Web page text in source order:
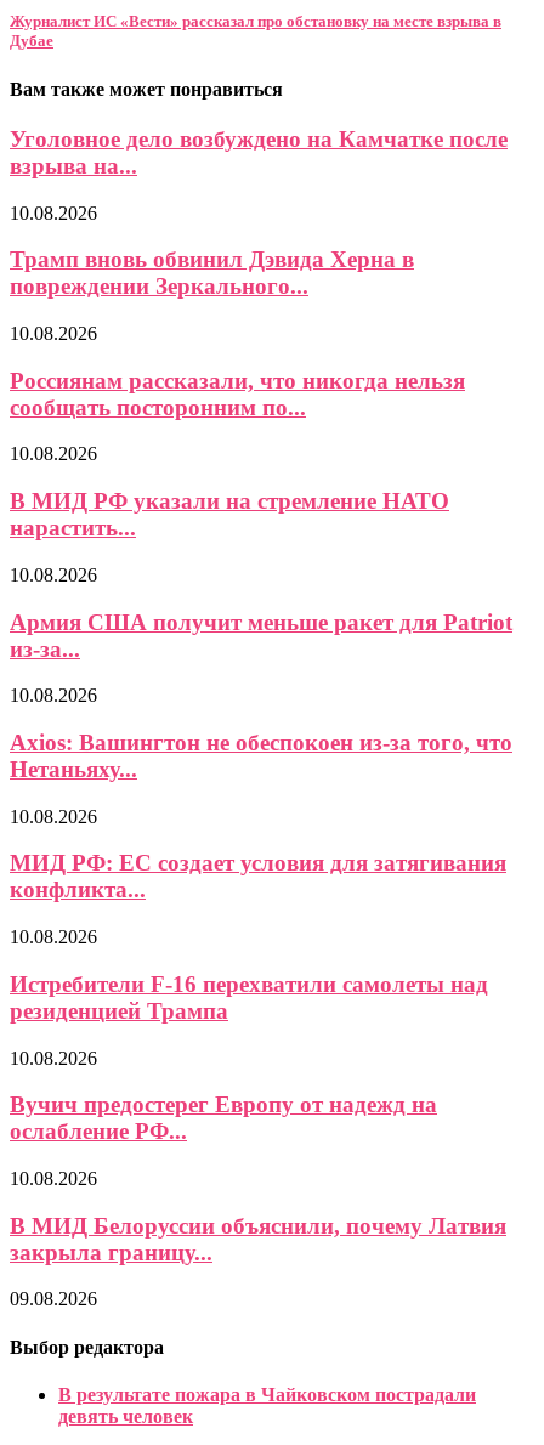
Журналист ИС «Вести» рассказал про обстановку на месте взрыва в
Дубае
Вам также может понравиться
Уголовное дело возбуждено на Камчатке после
взрыва на...
10.08.2026
Трамп вновь обвинил Дэвида Херна в
повреждении Зеркального...
10.08.2026
Россиянам рассказали, что никогда нельзя
сообщать посторонним по...
10.08.2026
В МИД РФ указали на стремление НАТО
нарастить...
10.08.2026
Армия США получит меньше ракет для Patriot
из-за...
10.08.2026
Axios: Вашингтон не обеспокоен из-за того, что
Нетаньяху...
10.08.2026
МИД РФ: ЕС создает условия для затягивания
конфликта...
10.08.2026
Истребители F-16 перехватили самолеты над
резиденцией Трампа
10.08.2026
Вучич предостерег Европу от надежд на
ослабление РФ...
10.08.2026
В МИД Белоруссии объяснили, почему Латвия
закрыла границу...
09.08.2026
Выбор редактора
В результате пожара в Чайковском пострадали
девять человек